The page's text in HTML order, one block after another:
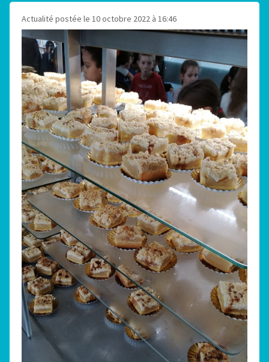
Actualité postée le 10 octobre 2022 à 16:46